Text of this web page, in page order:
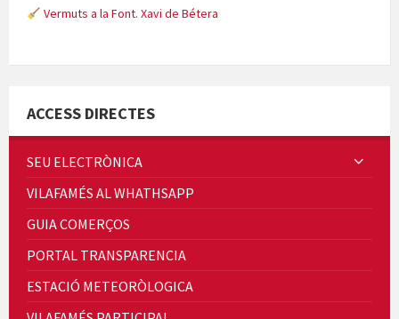
Vermuts a la Font. Xavi de Bétera
Quintà Culroja
ACCESS DIRECTES
SEU ELECTRÒNICA
VILAFAMÉS AL WHATHSAPP
GUIA COMERÇOS
PORTAL TRANSPARENCIA
ESTACIÓ METEORÒLOGICA